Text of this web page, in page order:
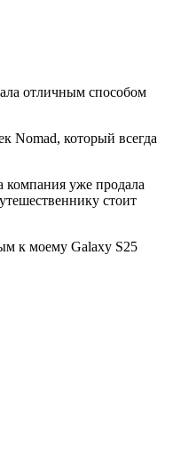
отличным способом
Nomad, который всегда
компания уже продала
стоит
к моему Galaxy S25